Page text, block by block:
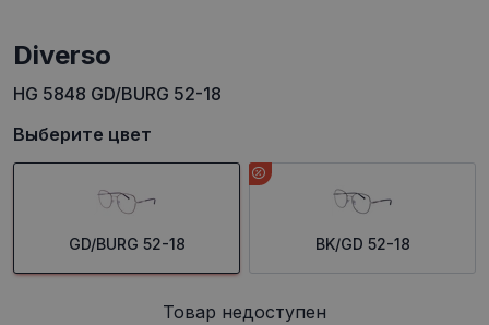
Diverso
HG 5848 GD/BURG 52-18
Выберите цвет
GD/BURG 52-18 BK/GD 52-18
Товар недоступен